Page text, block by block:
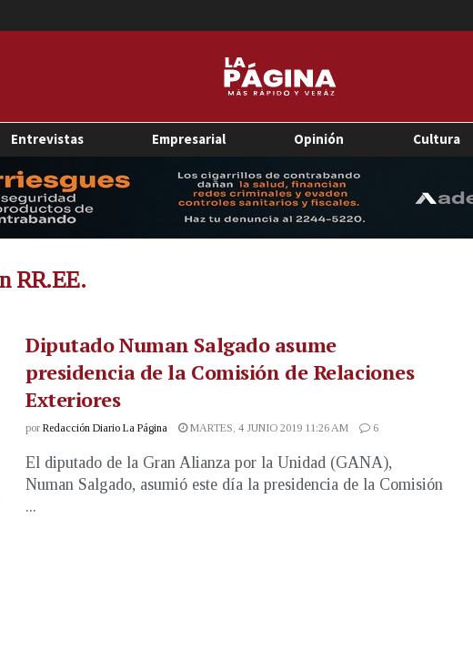
Entrevistas Empresarial Opinión Cultura
RR.EE.
Diputado Numan Salgado asume
presidencia de la Comisión de Relaciones
Exteriores
por Redacción Diario La Página MARTES, 4 JUNIO 2019 11:26 AM 6
El diputado de la Gran Alianza por la Unidad (GANA),
Numan Salgado, asumió este día la presidencia de la Comisión
...